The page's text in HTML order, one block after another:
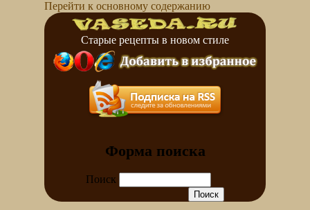
Перейти к основному содержанию
Старые рецепты в новом стиле
Форма поиска
Поиск